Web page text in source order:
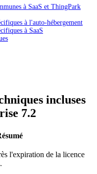
à SaaS et ThingPark
à l'auto-hébergement
à SaaS
incluses
7.2
l'expiration de la licence